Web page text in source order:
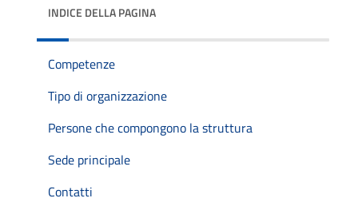
INDICE DELLA PAGINA
Competenze
Tipo di organizzazione
Persone che compongono la struttura
Sede principale
Contatti